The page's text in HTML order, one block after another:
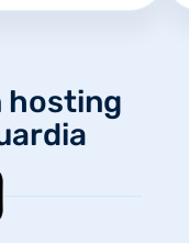
hosting